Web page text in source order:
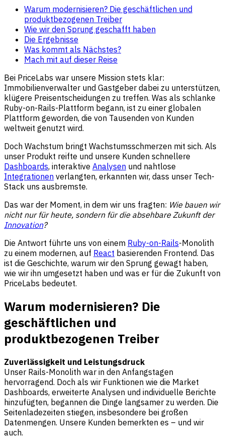
Warum modernisieren? Die geschäftlichen und
produktbezogenen Treiber
Wie wir den Sprung geschafft haben
Die Ergebnisse
Was kommt als Nächstes?
Mach mit auf dieser Reise
Bei PriceLabs war unsere Mission stets klar:
Immobilienverwalter und Gastgeber dabei zu unterstützen,
klügere Preisentscheidungen zu treffen. Was als schlanke
Ruby-on-Rails-Plattform begann, ist zu einer globalen
Plattform geworden, die von Tausenden von Kunden
weltweit genutzt wird.
Doch Wachstum bringt Wachstumsschmerzen mit sich. Als
unser Produkt reifte und unsere Kunden schnellere
Dashboards, interaktive Analysen und nahtlose
Integrationen verlangten, erkannten wir, dass unser Tech-
Stack uns ausbremste.
Das war der Moment, in dem wir uns fragten: Wie bauen wir
nicht nur für heute, sondern für die absehbare Zukunft der
Innovation?
Die Antwort führte uns von einem Ruby-on-Rails-Monolith
zu einem modernen, auf React basierenden Frontend. Das
ist die Geschichte, warum wir den Sprung gewagt haben,
wie wir ihn umgesetzt haben und was er für die Zukunft von
PriceLabs bedeutet.
Warum modernisieren? Die
geschäftlichen und
produktbezogenen Treiber
Zuverlässigkeit und Leistungsdruck
Unser Rails-Monolith war in den Anfangstagen
hervorragend. Doch als wir Funktionen wie die Market
Dashboards, erweiterte Analysen und individuelle Berichte
hinzufügten, begannen die Dinge langsamer zu werden. Die
Seitenladezeiten stiegen, insbesondere bei großen
Datenmengen. Unsere Kunden bemerkten es – und wir
auch.